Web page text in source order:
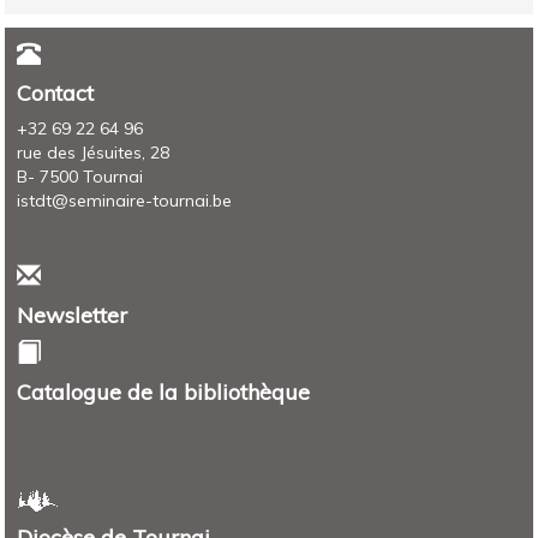
Contact
+32 69 22 64 96
rue des Jésuites, 28
B- 7500 Tournai
istdt@seminaire-tournai.be
Newsletter
Catalogue de la bibliothèque